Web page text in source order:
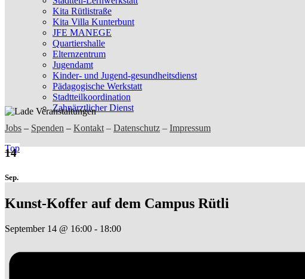
Kita Rütlistraße
Kita Villa Kunterbunt
JFE MANEGE
Quartiershalle
Elternzentrum
Jugendamt
Kinder- und Jugend-gesundheitsdienst
Pädagogische Werkstatt
Stadtteilkoordination
Zahnärztlicher Dienst
Jobs – Spenden – Kontakt – Datenschutz – Impressum
Top
14
Sep.
Kunst-Koffer auf dem Campus Rütli
September 14 @ 16:00 - 18:00